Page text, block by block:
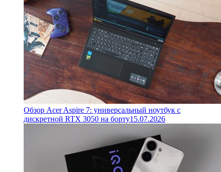
Обзор Acer Aspire 7: универсальный ноутбук с
дискретной RTX 3050 на борту15.07.2026